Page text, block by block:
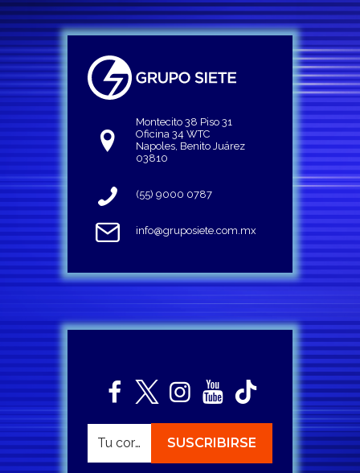
Montecito 38 Piso 31
Oficina 34 WTC
Napoles, Benito Juárez
03810
(55) 9000 0787
info@gruposiete.com.mx